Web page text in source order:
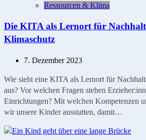
Ressourcen & Klima
Die KITA als Lernort für
Klimaschutz
7. Dezember 2023
Wie sieht eine KITA als Lernort für
aus? Vor welchen Fragen stehen
Einrichtungen? Mit welchen Kompetenzen
wir unsere Kinder ausstatten, damit…